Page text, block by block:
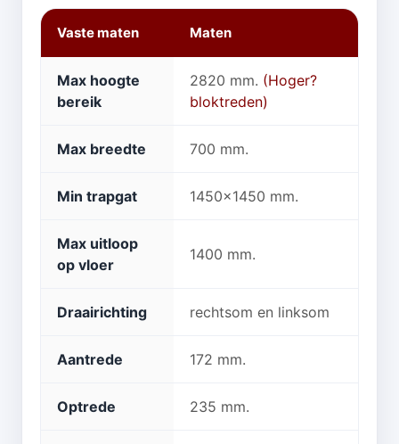
Vaste maten Maten
Max hoogte
bereik
2820 mm. (Hoger?
bloktreden)
Max breedte 700 mm.
Min trapgat 1450x1450 mm.
Max uitloop
op vloer
1400 mm.
Draairichting rechtsom en linksom
Aantrede 172 mm.
Optrede 235 mm.